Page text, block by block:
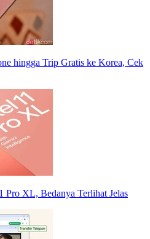
hingga Trip Gratis ke Korea, Cek
Pro XL, Bedanya Terlihat Jelas